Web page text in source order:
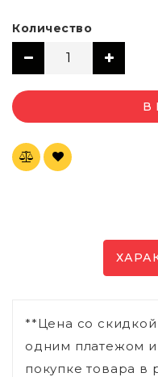
Количество
В
**Цена со
одним платежом
покупке товара в